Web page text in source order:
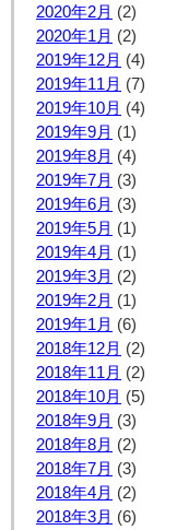
2020年2月 (2)
2020年1月 (2)
2019年12月 (4)
2019年11月 (7)
2019年10月 (4)
2019年9月 (1)
2019年8月 (4)
2019年7月 (3)
2019年6月 (3)
2019年5月 (1)
2019年4月 (1)
2019年3月 (2)
2019年2月 (1)
2019年1月 (6)
2018年12月 (2)
2018年11月 (2)
2018年10月 (5)
2018年9月 (3)
2018年8月 (2)
2018年7月 (3)
2018年4月 (2)
2018年3月 (6)